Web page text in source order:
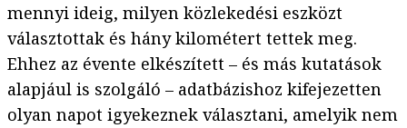
mennyi ideig, milyen közlekedési eszközt
választottak és hány kilométert tettek meg.
Ehhez az évente elkészített – és más kutatások
alapjául is szolgáló – adatbázishoz kifejezetten
olyan napot igyekeznek választani, amelyik nem